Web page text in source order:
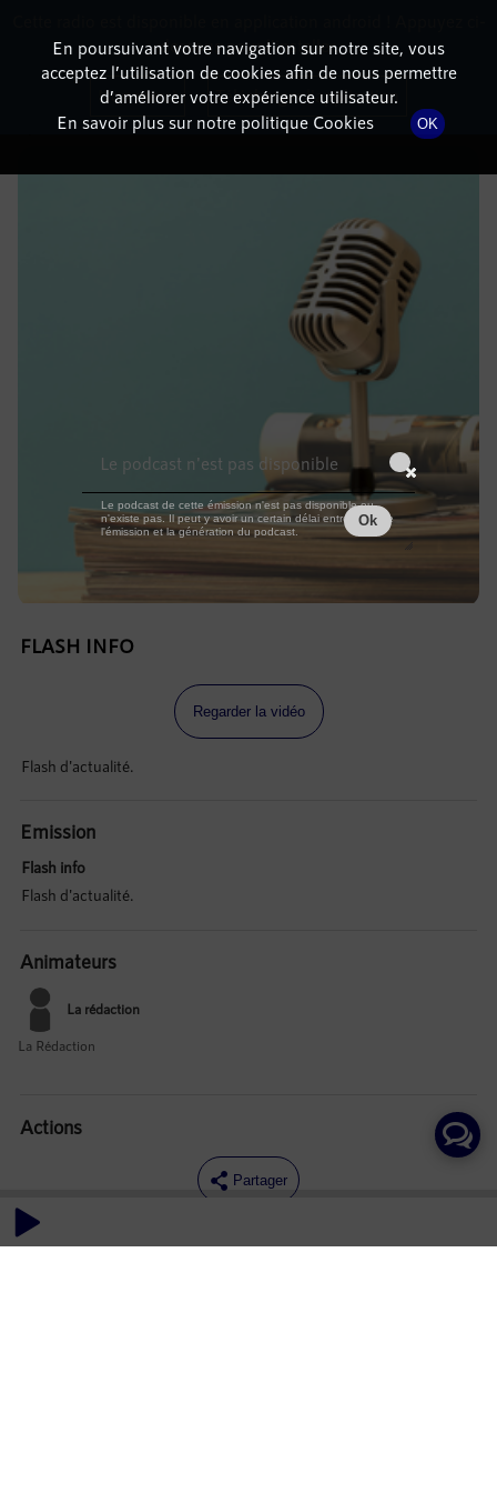
DÉTAILS DE L'ÉPISODE
27 juin 2021 à 14h59, durée : Invalid date
FLASH INFO
Regarder la vidéo
Flash d'actualité.
Emission
Flash info
Flash d'actualité.
Animateurs
La rédaction
La Rédaction
Actions
Partager
Commentaires
En poursuivant votre navigation sur notre site, vous
acceptez l’utilisation de cookies afin de nous permettre
d’améliorer votre expérience utilisateur.
En savoir plus sur notre politique Cookies
OK
dessous pour l'installer.
Non merci Télécharger l'application
Le podcast n'est pas disponible
Le podcast de cette émission n'est pas disponible ou
n'existe pas. Il peut y avoir un certain délai entre la fin de
l'émission et la génération du podcast.
Ok